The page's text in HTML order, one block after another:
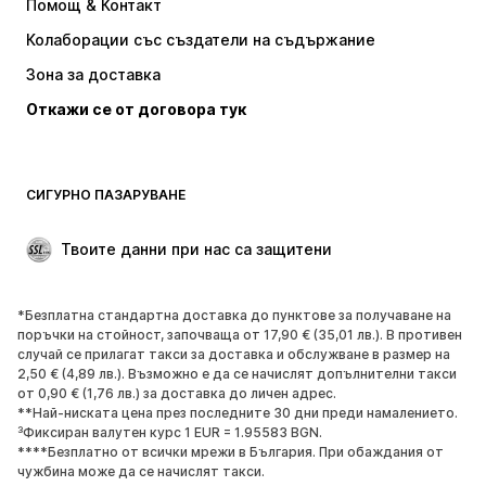
Пуловери и Трикотаж
Бельо
Палта
Поли
Специални Поводи
ОБУВКИ
НОВО
Популярно
Маратонки
Боти
Обувки с висок ток
Ботуши
Сандали
Ниски обувки
Помощ & Контакт
Колаборации със създатели на съдържание
Зона за доставка
Откажи се от договора тук
СИГУРНО ПАЗАРУВАНЕ
Твоите данни при нас са защитени
*Безплатна стандартна доставка до пунктове за получаване на
поръчки на стойност, започваща от 17,90 € (35,01 лв.). В противен
случай се прилагат такси за доставка и обслужване в размер на
2,50 € (4,89 лв.). Възможно е да се начислят допълнителни такси
от 0,90 € (1,76 лв.) за доставка до личен адрес.
**Най-ниската цена през последните 30 дни преди намалението.
³Фиксиран валутен курс 1 EUR = 1.95583 BGN.
****Безплатно от всички мрежи в България. При обаждания от
чужбина може да се начислят такси.